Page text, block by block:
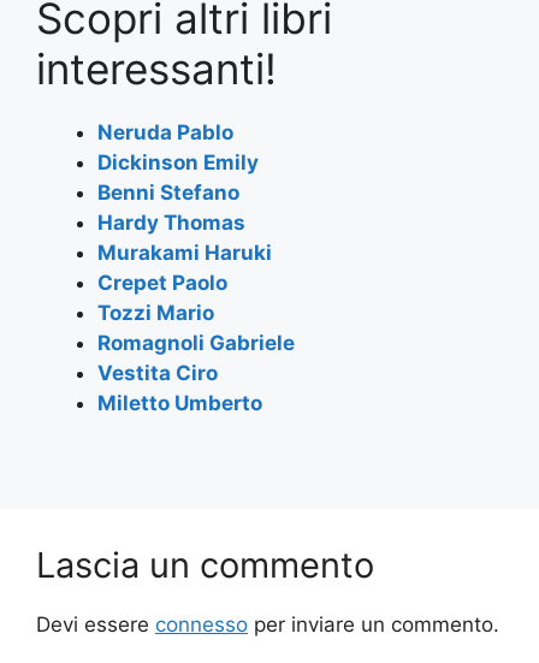
c
e
b
o
o
k
itt
er
at
s
A
p
p
e
gr
a
m
ai
l
ar
Scopri altri libri
interessanti!
Neruda Pablo
Dickinson Emily
Benni Stefano
Hardy Thomas
Murakami Haruki
Crepet Paolo
Tozzi Mario
Romagnoli Gabriele
Vestita Ciro
Miletto Umberto
Lascia un commento
Devi essere connesso per inviare un commento.